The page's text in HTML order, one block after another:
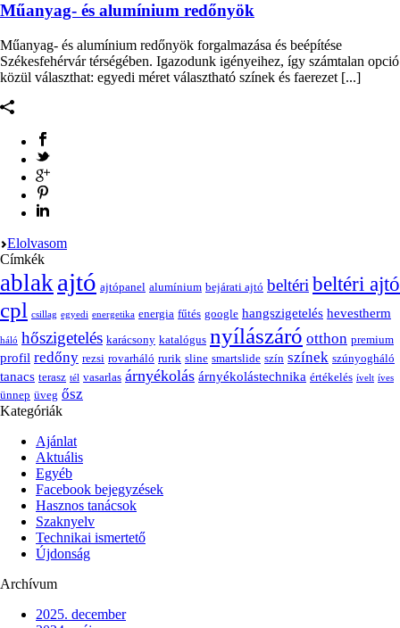
Műanyag- és alumínium redőnyök
Műanyag- és alumínium redőnyök forgalmazása és beépítése
Székesfehérvár térségében. Igazodunk igényeihez, így számtalan opció
közül választhat: egyedi méret választható színek és faerezet [...]
Elolvasom
Címkék
ablak ajtó ajtópanel alumínium bejárati ajtó beltéri beltéri ajtó
cpl csillag egyedi energetika energia fűtés google hangszigetelés hevestherm
háló hőszigetelés karácsony katalógus nyílászáró otthon premium
profil redőny rezsi rovarháló rurik sline smartslide szín színek szúnyogháló
tanacs terasz tél vasarlas árnyékolás árnyékolástechnika értékelés ívelt íves
ünnep üveg ősz
Kategóriák
Ajánlat
Aktuális
Egyéb
Facebook bejegyzések
Hasznos tanácsok
Szaknyelv
Technikai ismertető
Újdonság
Archívum
2025. december